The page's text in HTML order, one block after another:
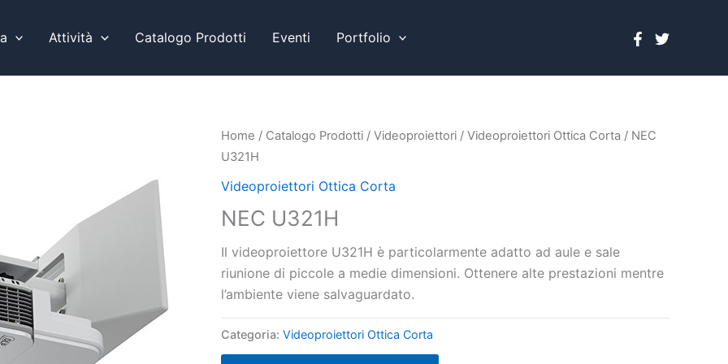
Attività Catalogo Prodotti Eventi Portfolio
Home / Catalogo Prodotti / Videoproiettori / Videoproiettori Ottica Corta / NEC
U321H
Videoproiettori Ottica Corta
NEC U321H
Il videoproiettore U321H è particolarmente adatto ad aule e sale
riunione di piccole a medie dimensioni. Ottenere alte prestazioni mentre
l’ambiente viene salvaguardato.
Categoria: Videoproiettori Ottica Corta